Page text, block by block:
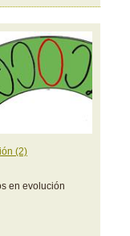
(2)
en evolución